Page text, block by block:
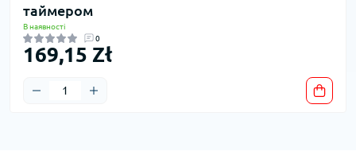
таймером
В наявності
0
169,15 Zł